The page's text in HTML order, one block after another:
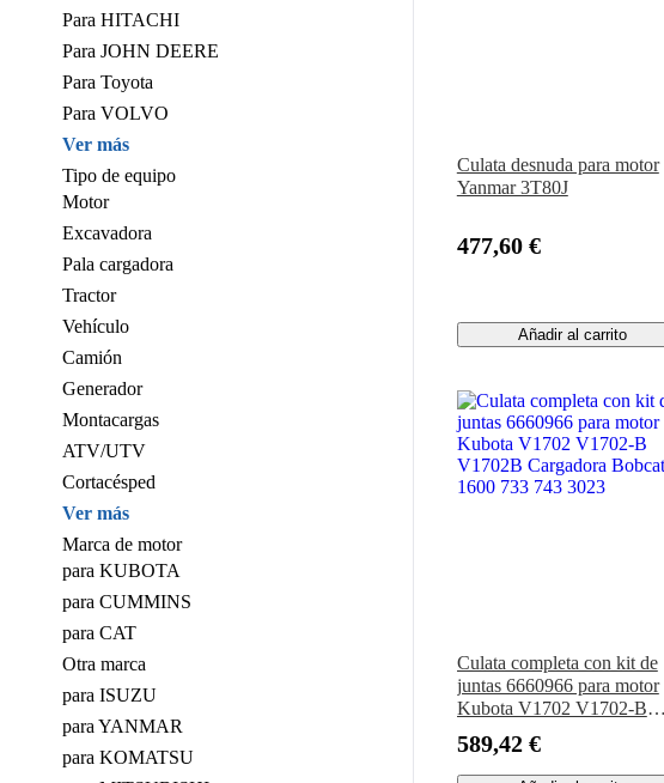
Para HITACHI
Para JOHN DEERE
Para Toyota
Para VOLVO
Ver más
Tipo de equipo
Motor
Excavadora
Pala cargadora
Tractor
Vehículo
Camión
Generador
Montacargas
ATV/UTV
Cortacésped
Ver más
Marca de motor
para KUBOTA
para CUMMINS
para CAT
Otra marca
para ISUZU
para YANMAR
para KOMATSU
Culata desnuda para motor
Yanmar 3T80J
477,60 €
Añadir al carrito
Culata completa con kit de
juntas 6660966 para motor
Kubota V1702 V1702-B
1600 733 743 3023
589,42 €